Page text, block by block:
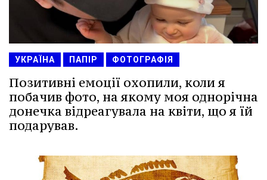
УКРАЇНА ПАПІР ФОТОГРАФІЯ
Позитивні емоції охопили, коли я
побачив фото, на якому моя однорічна
донечка відреагувала на квіти, що я їй
подарував.